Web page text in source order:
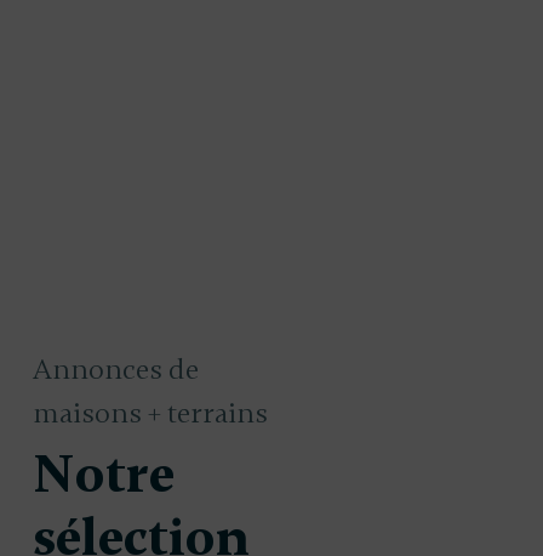
Annonces de
maisons + terrains
Notre
sélection